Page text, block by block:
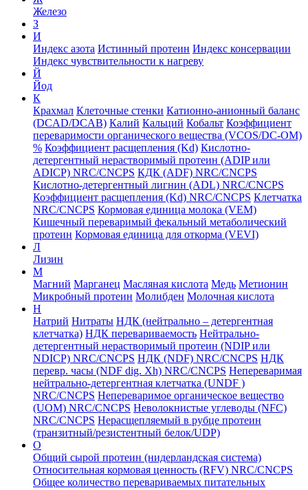
Железо
З
И
Индекс азота Истинный протеин Индекс консервации
Индекс чувствительности к нагреву
Й
Йод
К
Крахмал Клеточные стенки Катионно-анионный баланс
(DCAD/DCAB) Калий Кальций Кобальт Коэффициент
переваримости органического вещества (VCOS/DC-OM)
% Коэффициент расщепления (Kd) Кислотно-
детергентный нерастворимый протеин (ADIP или
ADICP) NRC/CNCPS КДК (ADF) NRC/CNCPS
Кислотно-детергентный лигнин (ADL) NRC/CNCPS
Коэффициент расщепления (Kd) NRC/CNCPS Клетчатка
NRC/CNCPS Кормовая единица молока (VEM)
Кишечный переваримый фекальный метаболический
протеин Кормовая единица для откорма (VEVI)
Л
Лизин
М
Магний Марганец Масляная кислота Медь Метионин
Микробный протеин Молибден Молочная кислота
Н
Натрий Нитраты НДК (нейтрально – детергентная
клетчатка) НДК перевариваемость Нейтрально-
детергентный нерастворимый протеин (NDIP или
NDICP) NRC/CNCPS НДК (NDF) NRC/CNCPS НДК
перевр. часы (NDF dig. Xh) NRC/CNCPS Непереваримая
нейтрально-детергентная клетчатка (UNDF )
NRC/CNCPS Непереваримое органическое вещество
(UOM) NRC/CNCPS Неволокнистые углеводы (NFC)
NRC/CNCPS Нерасщепляемый в рубце протеин
(транзитный/резистентный белок/UDP)
О
Общий сырой протеин (нидерландская система)
Относительная кормовая ценность (RFV) NRC/CNCPS
Общее количество перевариваемых питательных